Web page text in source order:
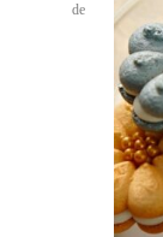
de